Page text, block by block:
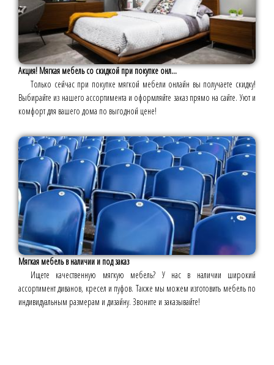
Акция! Мягкая мебель со скидкой при покупке онл...
Только сейчас при покупке мягкой мебели онлайн вы получаете скидку!
Выбирайте из нашего ассортимента и оформляйте заказ прямо на сайте. Уют и
комфорт для вашего дома по выгодной цене!
Мягкая мебель в наличии и под заказ
Ищете качественную мягкую мебель? У нас в наличии широкий
ассортимент диванов, кресел и пуфов. Также мы можем изготовить мебель по
индивидуальным размерам и дизайну. Звоните и заказывайте!